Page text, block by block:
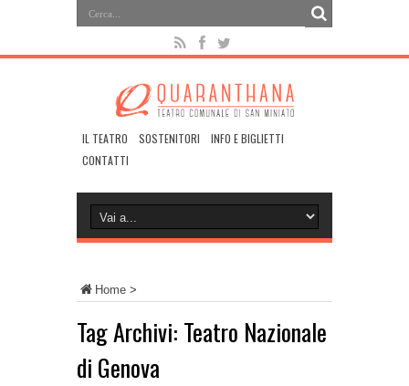
IL TEATRO SOSTENITORI
INFO E BIGLIETTI
CONTATTI
Home >
Tag Archivi: Teatro Nazionale
di Genova